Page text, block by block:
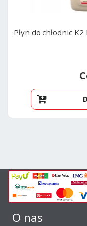
Płyn do chłodnic
O nas